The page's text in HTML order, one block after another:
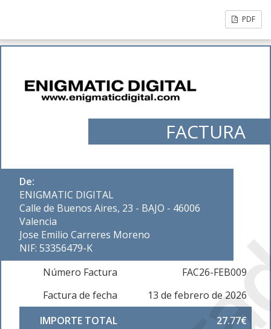
PDF
FACTURA
De:
ENIGMATIC DIGITAL
Calle de Buenos Aires, 23 - BAJO - 46006
Valencia
Jose Emilio Carreres Moreno
NIF: 53356479-K
Número Factura
FAC26-FEB009
Factura de fecha
13 de febrero de 2026
IMPORTE TOTAL
27.77€